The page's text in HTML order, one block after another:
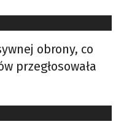
obrony, co
przegłosowała